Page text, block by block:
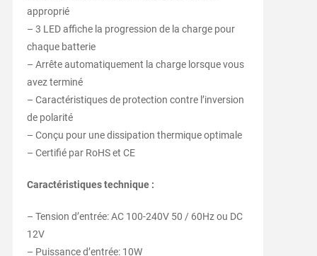
approprié
– 3 LED affiche la progression de la charge pour
chaque batterie
– Arrête automatiquement la charge lorsque vous
avez terminé
– Caractéristiques de protection contre l’inversion
de polarité
– Conçu pour une dissipation thermique optimale
– Certifié par RoHS et CE
Caractéristiques technique :
– Tension d’entrée: AC 100-240V 50 / 60Hz ou DC
12V
– Puissance d’entrée: 10W